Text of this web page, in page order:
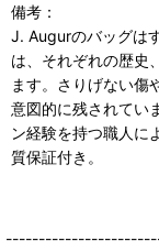
備考：
J. Augurのバッグは
は、それぞれの歴史
ます。さりげない傷
意図的に残されてい
ン経験を持つ職人に
質保証付き。